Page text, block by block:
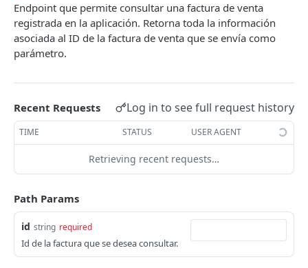
Crear factura de venta
Consultar una factura de venta
Enviar factura por correo POST
Adjuntar archivos a facturas de venta
Eliminar archivos adjuntos
Abrir factura de venta
Anular factura de venta
Edita las retenciones aplicadas a factura de
venta
PUT
Endpoint que permite consultar una factura de venta
registrada en la aplicación. Retorna toda la información
asociada al ID de la factura de venta que se envía como
parámetro.
Recent Requests Log in to see full request history
TIME STATUS USER AGENT
Retrieving recent requests…
Path Params
id string required
Id de la factura que se desea consultar.